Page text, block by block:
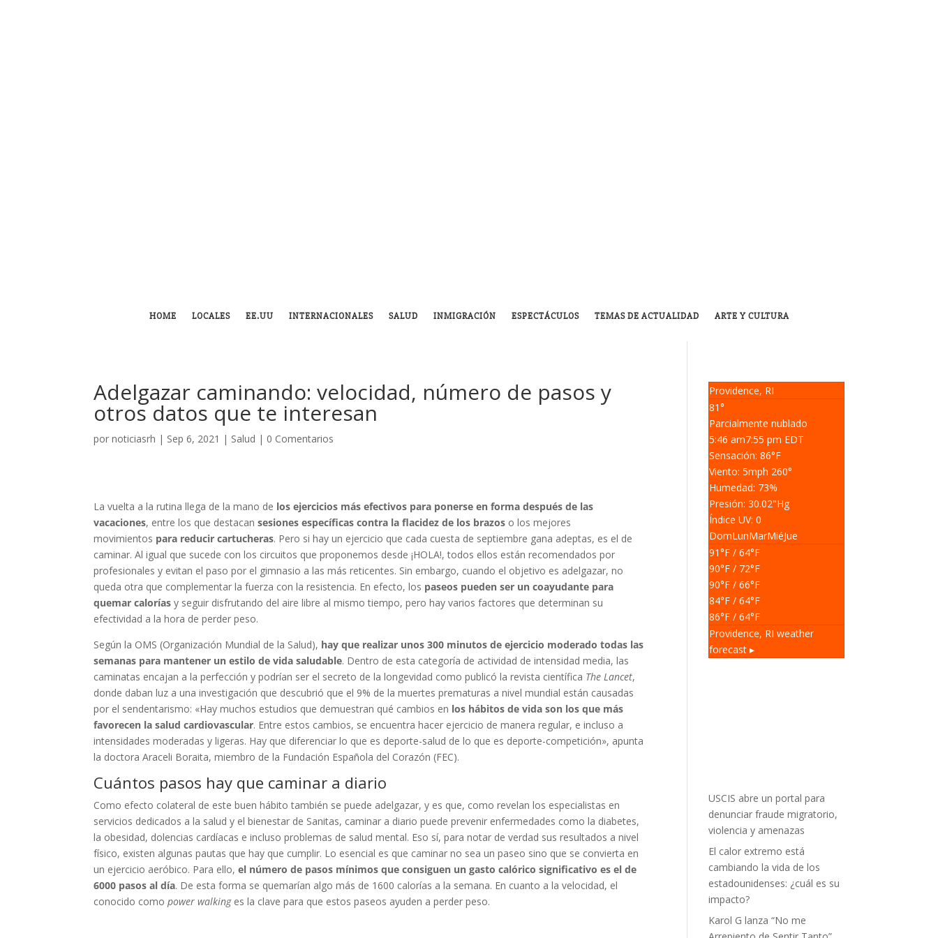
HOME LOCALES EE.UU INTERNACIONALES SALUD INMIGRACIÓN ESPECTÁCULOS TEMAS DE ACTUALIDAD ARTE Y CULTURA
Adelgazar caminando: velocidad, número de pasos y
otros datos que te interesan
pornoticiasrh | Sep 6, 2021 | Salud | 0 Comentarios
La vuelta a la rutina llega de la mano de los ejercicios más efectivos para ponerse en forma después de las
vacaciones, entre los que destacansesiones específicas contra la flacidez de los brazos o los mejores
movimientos para reducir cartucheras. Pero si hay un ejercicio que cada cuesta de septiembre gana adeptas, es el de
caminar. Al igual que sucede con los circuitos que proponemos desde ¡HOLA!, todos ellos están recomendados por
profesionales y evitan el paso por el gimnasio a las más reticentes. Sin embargo, cuando el objetivo es adelgazar, no
queda otra que complementar la fuerza con la resistencia. En efecto, los paseos pueden ser un coayudante para
quemar calorías y seguir disfrutando del aire libre al mismo tiempo, pero hay varios factores que determinan su
efectividad a la hora de perder peso.
Según la OMS (Organización Mundial de la Salud), hay que realizar unos 300 minutos de ejercicio moderado todas las
semanas para mantener un estilo de vida saludable. Dentro de esta categoría de actividad de intensidad media, las
caminatas encajan a la perfección y podrían ser el secreto de la longevidad como publicó la revista científica The Lancet,
donde daban luz a una investigación que descubrió que el 9% de la muertes prematuras a nivel mundial están causadas
por el sendentarismo: «Hay muchos estudios que demuestran qué cambios en los hábitos de vida son los que más
favorecen la salud cardiovascular. Entre estos cambios, se encuentra hacer ejercicio de manera regular, e incluso a
intensidades moderadas y ligeras. Hay que diferenciar lo que es deporte-salud de lo que es deporte-competición», apunta
la doctora Araceli Boraita, miembro de la Fundación Española del Corazón (FEC).
Cuántos pasos hay que caminar a diario
Como efecto colateral de este buen hábito también se puede adelgazar, y es que, como revelan los especialistas en
servicios dedicados a la salud y el bienestar de Sanitas, caminar a diario puede prevenir enfermedades como la diabetes,
la obesidad, dolencias cardíacas e incluso problemas de salud mental. Eso sí, para notar de verdad sus resultados a nivel
físico, existen algunas pautas que hay que cumplir. Lo esencial es que caminar no sea un paseo sino que se convierta en
un ejercicio aeróbico. Para ello,el número de pasos mínimos que consiguen un gasto calórico significativo es el de
6000 pasos al día. De esta forma se quemarían algo más de 1600 calorías a la semana. En cuanto a la velocidad, el
conocido comopower walkinges la clave para que estos paseos ayuden a perder peso.
Providence, RI
81°
Parcialmente nublado
5:46 am7:55 pm EDT
Sensación: 86°F
Viento: 5mph 260°
Humedad: 73%
Presión: 30.02"Hg
Índice UV: 0
DomLunMarMiéJue
91°F / 64°F
90°F / 72°F
90°F / 66°F
84°F / 64°F
86°F / 64°F
Providence, RI weather
forecast ▸
USCIS abre un portal para
denunciar fraude migratorio,
violencia y amenazas
El calor extremo está
cambiando la vida de los
estadounidenses: ¿cuál es su
impacto?
Karol G lanza “No me